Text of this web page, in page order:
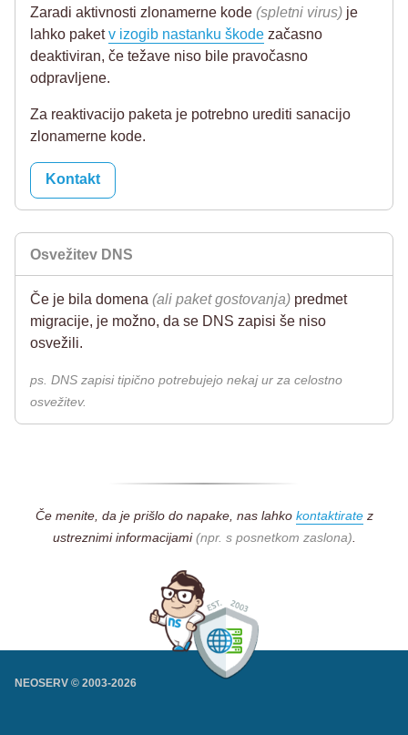
Zaradi aktivnosti zlonamerne kode (spletni virus) je
lahko paketv izogib nastanku škode začasno
deaktiviran, če težave niso bile pravočasno
odpravljene.
Za reaktivacijo paketa je potrebno urediti sanacijo
zlonamerne kode.
Kontakt
Osvežitev DNS
Če je bila domena (ali paket gostovanja) predmet
migracije, je možno, da se DNS zapisi še niso
osvežili.
ps. DNS zapisi tipično potrebujejo nekaj ur za celostno
osvežitev.
Če menite, da je prišlo do napake, nas lahko kontaktiratez
ustreznimi informacijami(npr. s posnetkom zaslona)
NEOSERV © 2003-2026